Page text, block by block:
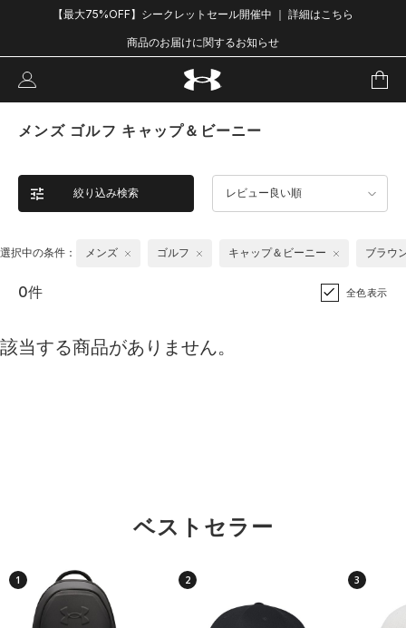
【最大75%OFF】シークレットセール開催中 ｜ 詳細はこちら
商品のお届けに関するお知らせ
メンズ ゴルフ キャップ＆ビーニー
絞り込み検索 レビュー良い順
選択中の条件： メンズ ゴルフ キャップ＆ビーニー ブラウ
0件 全色表示
該当する商品がありません。
ベストセラー
1 2 3